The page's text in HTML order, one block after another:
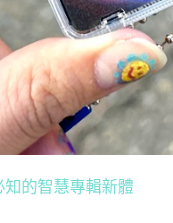
的智慧專輯新體